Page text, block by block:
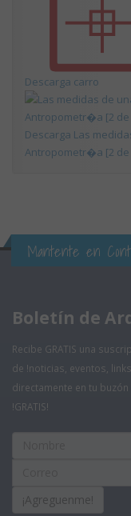
Descarga carro
Descarga Las
Antropometr�a [2 de
Mantente en
Boletín de
Recibe GRATIS una
de !noticias, eventos,
directamente en tu
!GRATIS!
¡Agreguenme!